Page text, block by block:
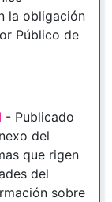
la obligación
Público de
- Publicado
del
que rigen
del
sobre